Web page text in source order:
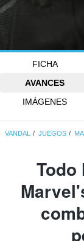
FICHA
AVANCES
IMÁGENES
VANDAL JUEGOS
Todo